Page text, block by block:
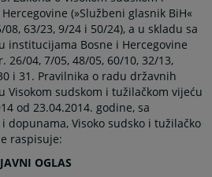
(»Službeni glasnik BiH«
63/23, 9/24 i 50/24), a u skladu sa
institucijama Bosne i Hercegovine
26/04, 7/05, 48/05, 60/10, 32/13,
i 31. Pravilnika o radu državnih
Visokom sudskom i tužilačkom vijeću
od 23.04.2014. godine, sa
Visoko sudsko i tužilačko
raspisuje:
JAVNI OGLAS